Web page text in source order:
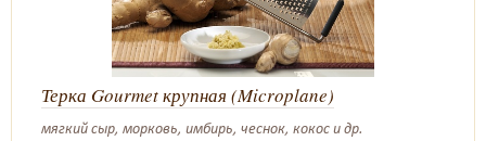
Терка Gourmet крупная (Microplane)
мягкий сыр, морковь, имбирь, чеснок, кокос и др.